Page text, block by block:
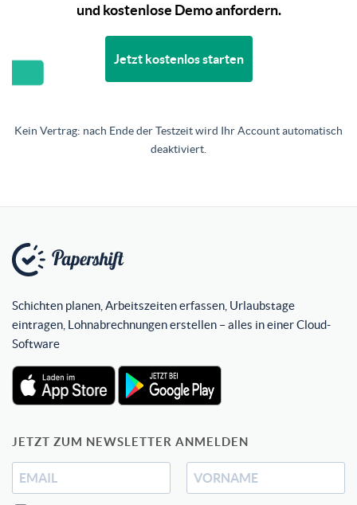
und kostenlose Demo anfordern.
Jetzt kostenlos starten
Kein Vertrag: nach Ende der Testzeit wird Ihr Account automatisch
deaktiviert.
Schichten planen, Arbeitszeiten erfassen, Urlaubstage
eintragen, Lohnabrechnungen erstellen – alles in einer Cloud-
Software
JETZT ZUM NEWSLETTER ANMELDEN